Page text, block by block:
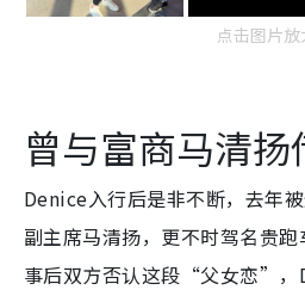
点击图片放
曾与富商马清扬
Denice入行后是非不断，去年
副主席马清扬，更不时驾名贵跑
事后双方否认这段“父女恋”，